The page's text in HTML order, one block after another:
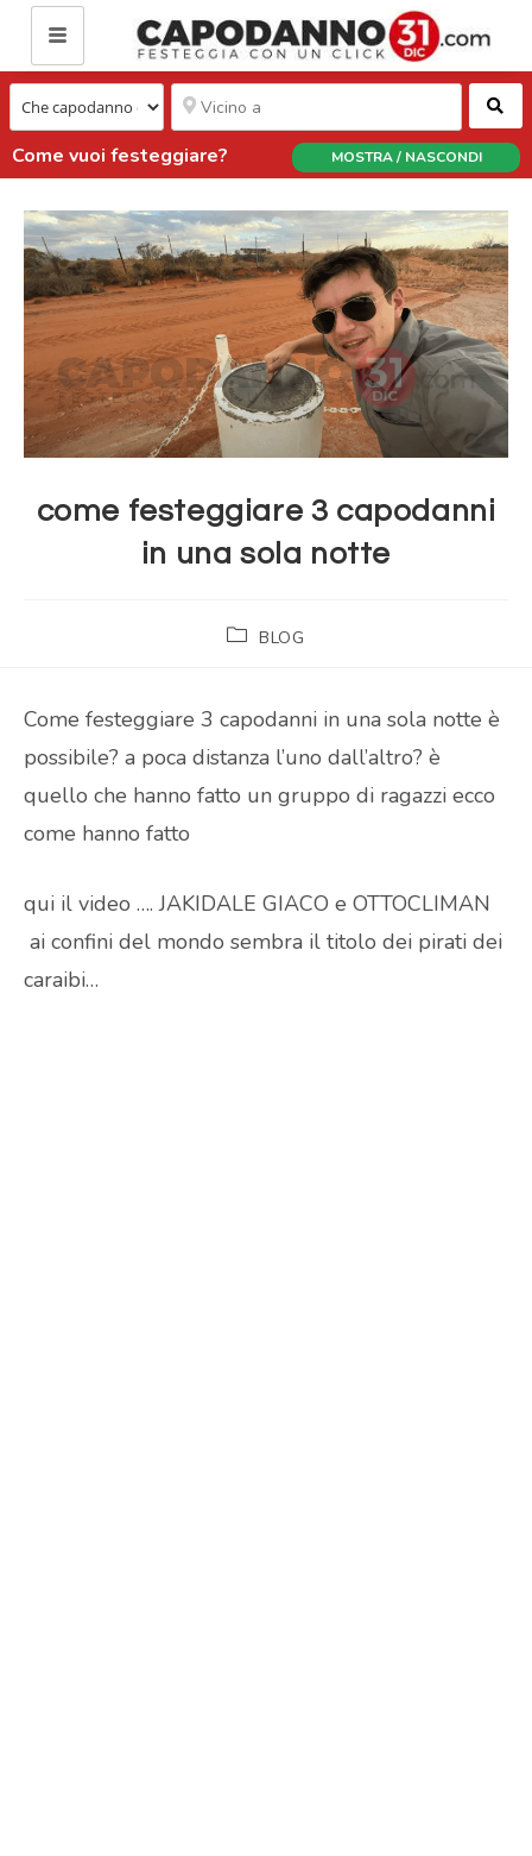
Come vuoi festeggiare? MOSTRA / NASCONDI
come festeggiare 3 capodanni
in una sola notte
BLOG
Come festeggiare 3 capodanni in una sola notte è
possibile? a poca distanza l’uno dall’altro? è
quello che hanno fatto un gruppo di ragazzi ecco
come hanno fatto
qui il video …. JAKIDALE GIACO e OTTOCLIMAN
ai confini del mondo sembra il titolo dei pirati dei
caraibi…